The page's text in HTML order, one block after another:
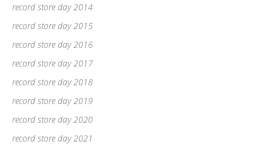
record store day 2014
record store day 2015
record store day 2016
record store day 2017
record store day 2018
record store day 2019
record store day 2020
record store day 2021